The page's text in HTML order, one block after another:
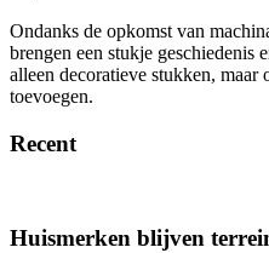
Ondanks de opkomst van
brengen een stukje
alleen decoratieve stukken, maar
toevoegen.
Recent
Huismerken blijven